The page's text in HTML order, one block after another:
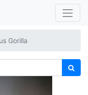
Gorilla